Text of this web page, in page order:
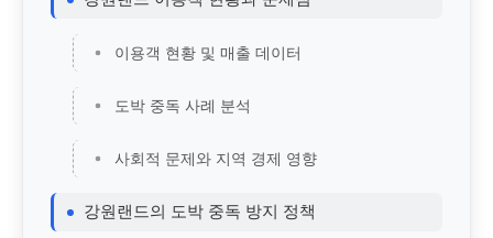
이용객 현황 및 매출 데이터
도박 중독 사례 분석
사회적 문제와 지역 경제 영향
강원랜드의 도박 중독 방지 정책